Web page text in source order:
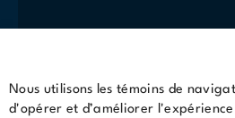
Nous utilisons les témoins de
d'opérer et d’améliorerConditions